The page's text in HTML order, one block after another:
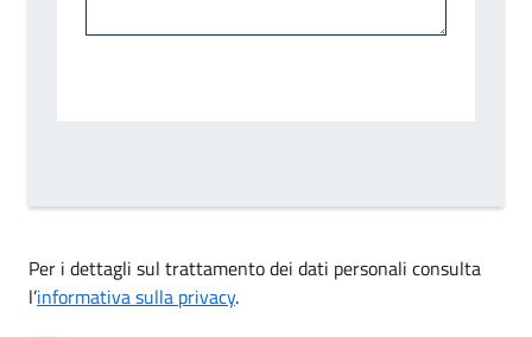
Per i dettagli sul trattamento dei dati personali consulta
l’informativa sulla privacy.